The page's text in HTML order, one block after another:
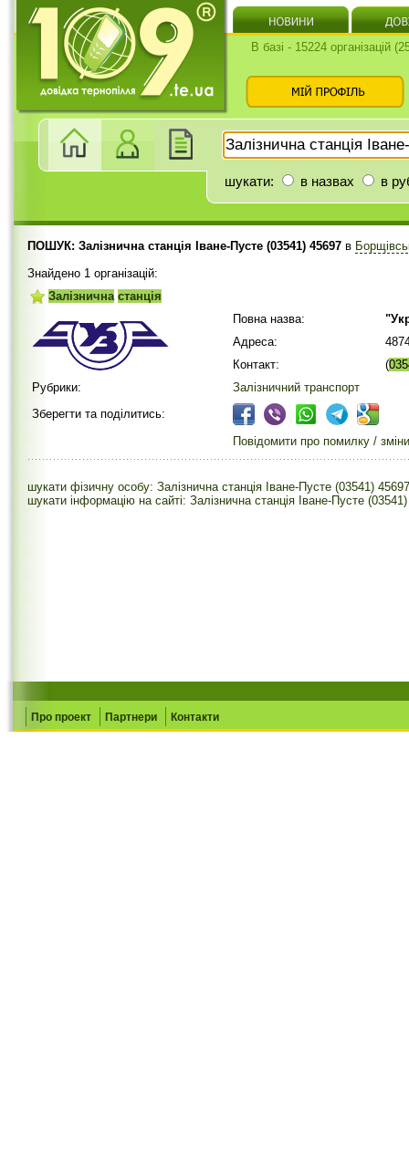
В базі - 15224 організацій
шукати: в назвах в
ПОШУК: Залізнична станція Іване-Пусте (03541) 45697 в
Знайдено 1 організацій:
Залізнична станція
Повна назва:
Адреса:
Контакт:
(
Рубрики:
Залізничний транспорт
Зберегти та поділитись:
Повідомити про помилку / зміни
шукати фізичну особу: Залізнична станція Іване-Пусте (03541) 45697
шукати інформацію на сайті: Залізнична станція Іване-Пусте
Про проект Партнери Контакти